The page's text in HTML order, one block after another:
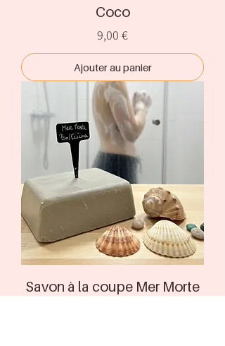
Coco
Prix
9,00 €
Ajouter au panier
Savon à la coupe Mer Morte